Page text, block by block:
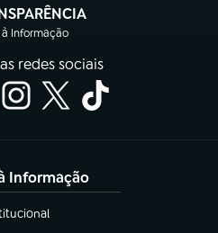
à Informação
(abre em nova aba)
redes sociais
Informação
em nova aba)